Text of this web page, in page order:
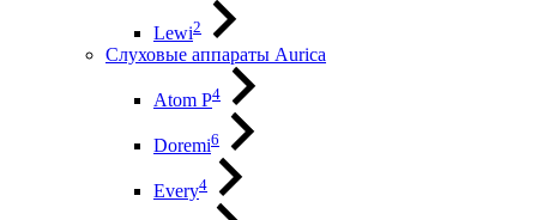
Lewi2
Слуховые аппараты Aurica
Atom P4
Doremi6
Every4